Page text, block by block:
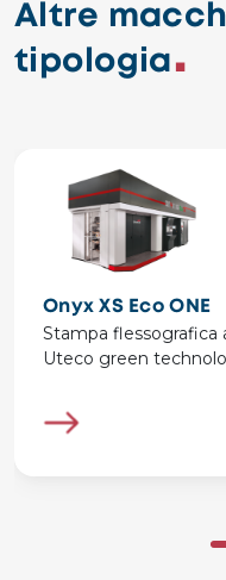
Altre
tipologia
Onyx XS Eco ONE
Stampa flessografica
Uteco green